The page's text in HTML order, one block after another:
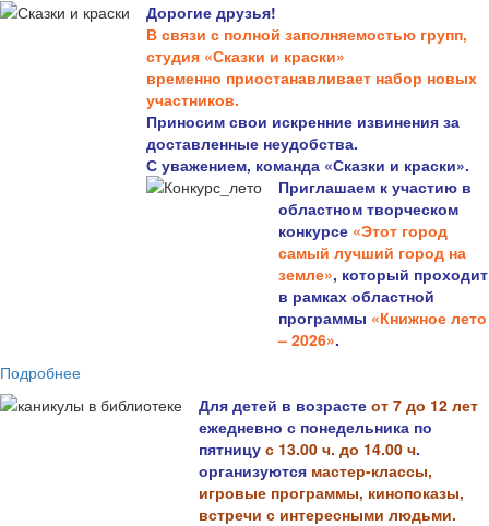
Дорогие друзья!
В связи с полной заполняемостью групп,
студия «Сказки и краски»
временно приостанавливает набор новых
участников.
Приносим свои искренние извинения за
доставленные неудобства.
С уважением, команда «Сказки и краски».
Приглашаем к участию в
областном творческом
конкурсе «Этот город
самый лучший город на
земле», который проходит
в рамках областной
программы «Книжное лето
– 2026».
Подробнее
Для детей в возрасте от 7 до 12 лет
ежедневно с понедельника по
пятницу с 13.00 ч. до 14.00 ч.
организуются мастер-классы,
игровые программы, кинопоказы,
встречи с интересными людьми.